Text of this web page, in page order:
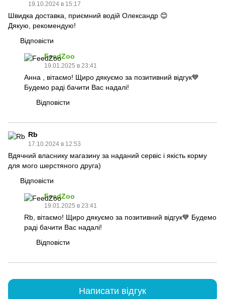
19.10.2024 в 15:17
Швидка доставка, приємний водій Олександр 😊
Дякую, рекомендую!
Відповісти
FeedZoo
19.01.2025 в 23:41
Анна , вітаємо! Щиро дякуємо за позитивний відгук💙
Будемо раді бачити Вас надалі!
Відповісти
Rb
17.10.2024 в 12:53
Вдячний власнику магазину за наданий сервіс і якість корму
для мого шерстяного друга)
Відповісти
FeedZoo
19.01.2025 в 23:41
Rb, вітаємо! Щиро дякуємо за позитивний відгук💙 Будемо
раді бачити Вас надалі!
Відповісти
Написати відгук